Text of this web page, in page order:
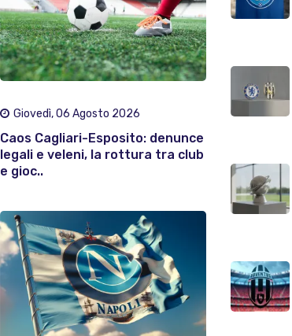
Giovedì, 06 Agosto 2026
Caos Cagliari-Esposito: denunce
legali e veleni, la rottura tra club
e gioc..